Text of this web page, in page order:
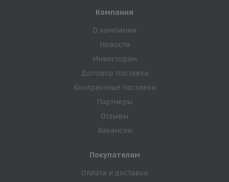
Компания
О компании
Новости
Инвесторам
Договор поставки
Контрактные поставки
Партнеры
Отзывы
Вакансии
Покупателям
Оплата и доставка